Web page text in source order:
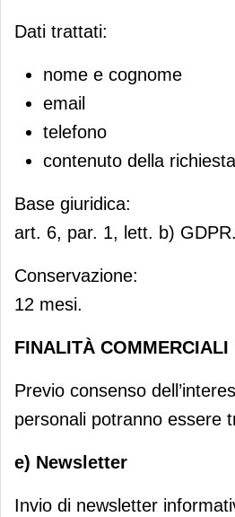
Dati trattati:
nome e cognome
email
telefono
contenuto della richiesta
Base giuridica:
art. 6, par. 1, lett. b) GDPR.
Conservazione:
12 mesi.
FINALITÀ COMMERCIALI
Previo consenso
personali potranno essere
e) Newsletter
Invio di newsletter